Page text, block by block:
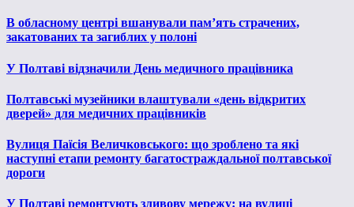
В обласному центрі вшанували пам’ять страчених,
закатованих та загиблих у полоні
У Полтаві відзначили День медичного працівника
Полтавські музейники влаштували «день відкритих
дверей» для медичних працівників
Вулиця Паїсія Величковського: що зроблено та які
наступні етапи ремонту багатостраждальної полтавської
дороги
У Полтаві ремонтують зливову мережу: на вулиці